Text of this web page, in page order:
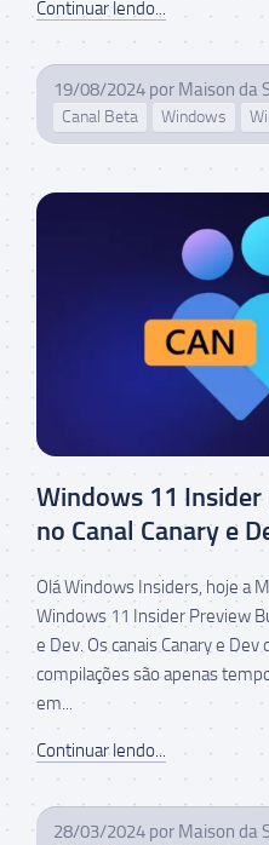
Continuar lendo...
19/08/2024 por Maison da
Canal Beta Windows
Windows 11
no Canal Canary e
Olá Windows Insiders, hoje a
Windows 11 Insider Preview
e Dev. Os canais Canary e
compilações são apenas
em...
Continuar lendo...
28/03/2024 por Maison da